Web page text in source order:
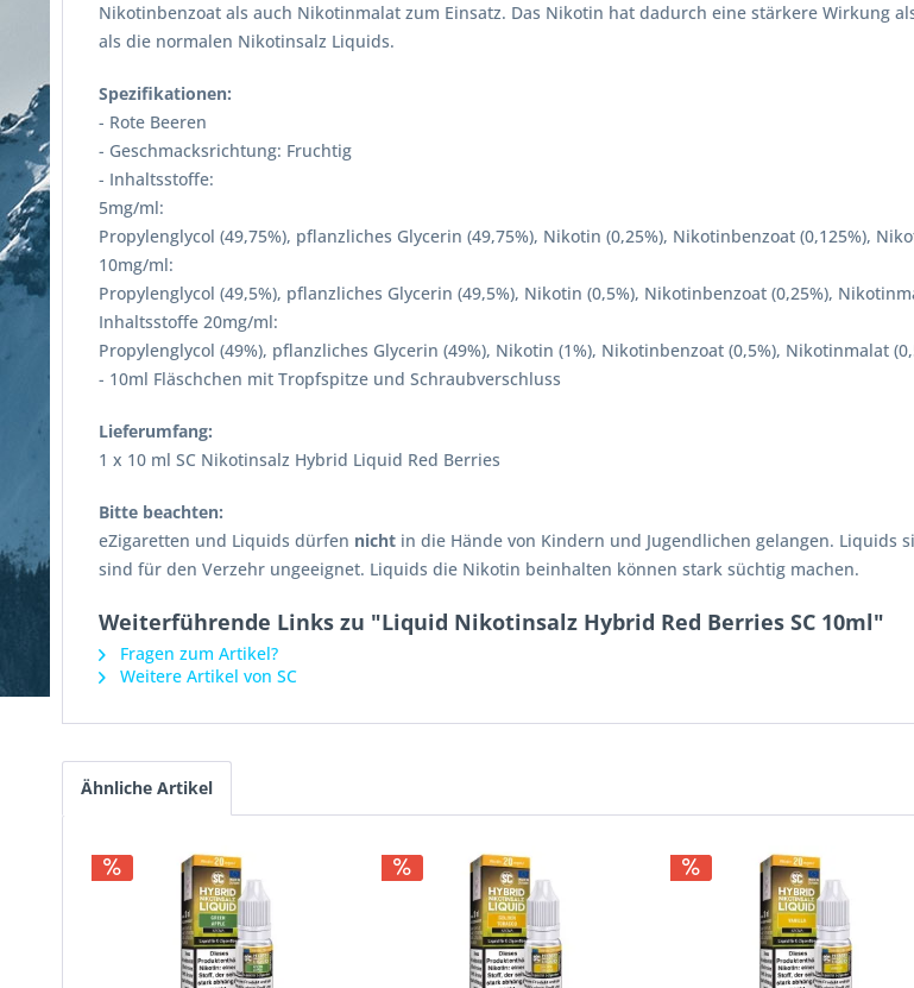
Nikotinbenzoat als auch Nikotinmalat zum Einsatz. Das Nikotin hat dadurch eine stärkere Wirkung
als die normalen Nikotinsalz Liquids.
Spezifikationen:
- Rote Beeren
- Geschmacksrichtung: Fruchtig
- Inhaltsstoffe:
5mg/ml:
Propylenglycol (49,75%), pflanzliches Glycerin (49,75%), Nikotin (0,25%), Nikotinbenzoat (0,125%),
10mg/ml:
Propylenglycol (49,5%), pflanzliches Glycerin (49,5%), Nikotin (0,5%), Nikotinbenzoat (0,25%),
Inhaltsstoffe 20mg/ml:
Propylenglycol (49%), pflanzliches Glycerin (49%), Nikotin (1%), Nikotinbenzoat (0,5%), Nikotinmalat
- 10ml Fläschchen mit Tropfspitze und Schraubverschluss
Lieferumfang:
1 x 10 ml SC Nikotinsalz Hybrid Liquid Red Berries
Bitte beachten:
eZigaretten und Liquids dürfen nicht in die Hände von Kindern und Jugendlichen gelangen.
sind für den Verzehr ungeeignet. Liquids die Nikotin beinhalten können stark süchtig machen.
Weiterführende Links zu "Liquid Nikotinsalz Hybrid Red Berries SC 10ml"
Fragen zum Artikel?
Weitere Artikel von SC
Ähnliche Artikel